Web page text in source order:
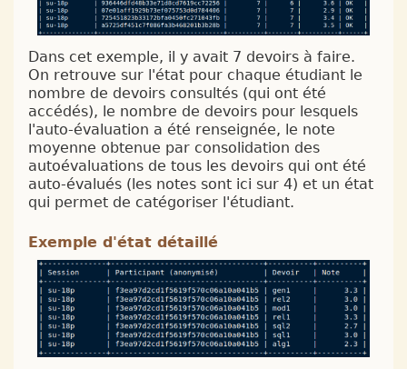
Dans cet exemple, il y avait 7 devoirs à faire.
On retrouve sur l'état pour chaque étudiant le
nombre de devoirs consultés (qui ont été
accédés), le nombre de devoirs pour lesquels
l'auto-évaluation a été renseignée, le note
moyenne obtenue par consolidation des
autoévaluations de tous les devoirs qui ont été
auto-évalués (les notes sont ici sur 4) et un état
qui permet de catégoriser l'étudiant.
Exemple d'état détaillé